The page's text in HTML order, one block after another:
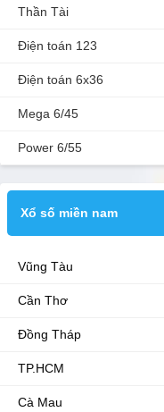
Thần Tài
Điện toán 123
Điện toán 6x36
Mega 6/45
Power 6/55
Xổ số miền nam
Vũng Tàu
Cần Thơ
Đồng Tháp
TP.HCM
Cà Mau